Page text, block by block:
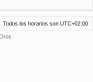
Todos los horarios son UTC+02:00